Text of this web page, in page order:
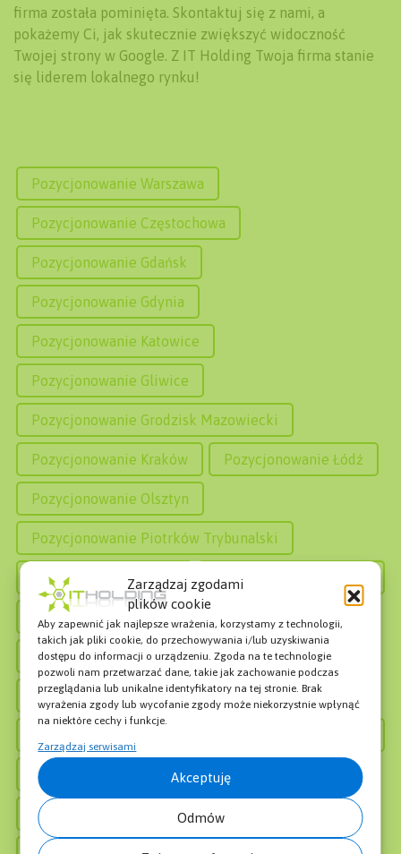
Zarządzaj zgodami
plików cookie
Aby zapewnić jak najlepsze wrażenia, korzystamy z technologii,
takich jak pliki cookie, do przechowywania i/lub uzyskiwania
dostępu do informacji o urządzeniu. Zgoda na te technologie
pozwoli nam przetwarzać dane, takie jak zachowanie podczas
przeglądania lub unikalne identyfikatory na tej stronie. Brak
wyrażenia zgody lub wycofanie zgody może niekorzystnie wpłynąć
na niektóre cechy i funkcje.
Zarządzaj serwisami
Akceptuję
Odmów
firma została pominięta. Skontaktuj się z nami, a
pokażemy Ci, jak skutecznie zwiększyć widoczność
Twojej strony w Google. Z IT Holding Twoja firma stanie
się liderem lokalnego rynku!
Pozycjonowanie Warszawa
Pozycjonowanie Częstochowa
Pozycjonowanie Gdańsk
Pozycjonowanie Gdynia
Pozycjonowanie Katowice
Pozycjonowanie Gliwice
Pozycjonowanie Grodzisk Mazowiecki
Pozycjonowanie Kraków Pozycjonowanie Łódź
Pozycjonowanie Olsztyn
Pozycjonowanie Piotrków Trybunalski
Pozycjonowanie Płock Pozycjonowanie Poznań
Pozycjonowanie Pruszków
Pozycjonowanie Radom
Pozycjonowanie Rzeszów
Pozycjonowanie Sosnowiec
Pozycjonowanie Stron Białystok